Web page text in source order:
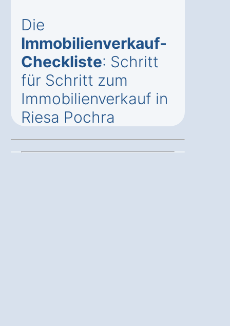
Die
Immobilienverkauf-
Checkliste: Schritt
für Schritt zum
Immobilienverkauf in
Riesa Pochra